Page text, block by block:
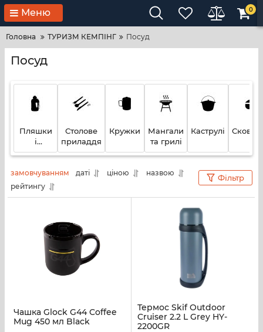
Меню 0
Головна ТУРИЗМ КЕМПІНГ Посуд
Посуд
Пляшки
і
шейкери
Столове
приладдя
Кружки
Мангали
та грилі
Каструлі
замовчуванням даті ціною
назвою
рейтингу
Фільтр
Чашка Glock G44 Coffee
Mug 450 мл Black
Термос Skif Outdoor
Cruiser 2.2 L Grey HY-
2200GR